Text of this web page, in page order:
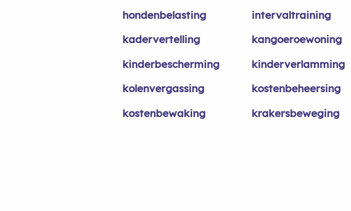
hondenbelasting
intervaltraining
kadervertelling
kangoeroewoning
kinderbescherming
kinderverlamming
kolenvergassing
kostenbeheersing
kostenbewaking
krakersbeweging